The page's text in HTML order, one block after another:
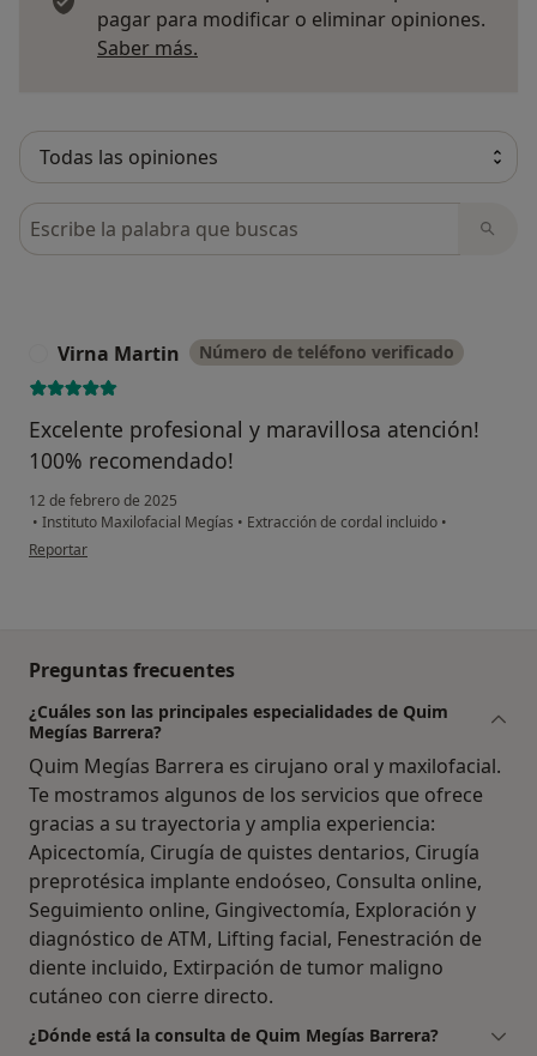
pagar para modificar o eliminar opiniones.
Saber más.
Busca en opiniones
Virna Martin Número de teléfono verificado
Excelente profesional y maravillosa atención!
100% recomendado!
12 de febrero de 2025
• Instituto Maxilofacial Megías • Extracción de cordal incluido •
en opinión del usuario Virna Martin
Reportar
Preguntas frecuentes
¿Cuáles son las principales especialidades de Quim
Megías Barrera?
Quim Megías Barrera es cirujano oral y maxilofacial.
Te mostramos algunos de los servicios que ofrece
gracias a su trayectoria y amplia experiencia:
Apicectomía, Cirugía de quistes dentarios, Cirugía
preprotésica implante endoóseo, Consulta online,
Seguimiento online, Gingivectomía, Exploración y
diagnóstico de ATM, Lifting facial, Fenestración de
diente incluido, Extirpación de tumor maligno
cutáneo con cierre directo.
¿Dónde está la consulta de Quim Megías Barrera?